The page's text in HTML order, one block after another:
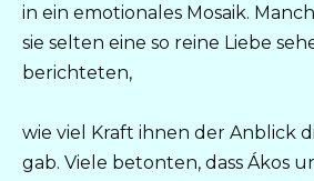
in ein emotionales Mosaik.
sie selten eine so reine Liebe
berichteten,
wie viel Kraft ihnen der Anblick
gab. Viele betonten, dass Ákos